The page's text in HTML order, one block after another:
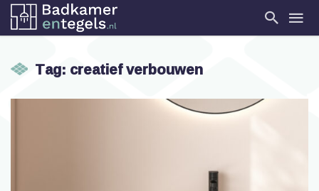
Tag: creatief verbouwen